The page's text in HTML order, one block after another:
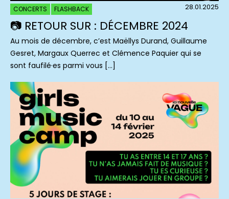
CONCERTS FLASHBACK 28.01.2025
📷 RETOUR SUR : DÉCEMBRE 2024
Au mois de décembre, c’est Maëllys Durand, Guillaume
Gesret, Margaux Querrec et Clémence Paquier qui se
sont faufilé·es parmi vous […]